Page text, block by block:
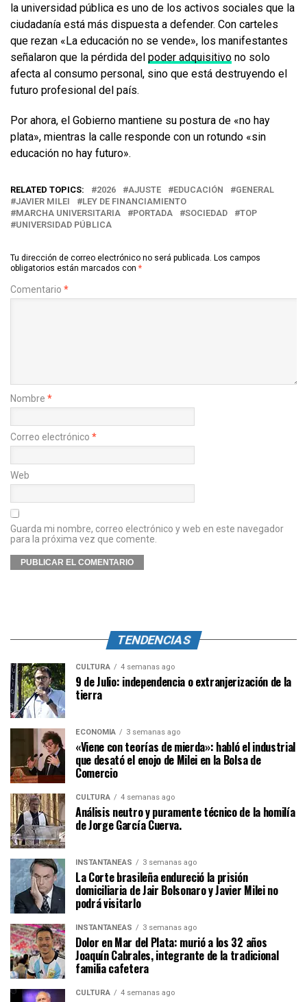
la universidad pública es uno de los activos sociales que la
ciudadanía está más dispuesta a defender. Con carteles
que rezan «La educación no se vende», los manifestantes
señalaron que la pérdida del poder adquisitivo no solo
afecta al consumo personal, sino que está destruyendo el
futuro profesional del país.
Por ahora, el Gobierno mantiene su postura de «no hay
plata», mientras la calle responde con un rotundo «sin
educación no hay futuro».
RELATED TOPICS: 2026 AJUSTE EDUCACIÓN
GENERAL
JAVIER MILEI
LEY DE FINANCIAMIENTO
MARCHA UNIVERSITARIA
PORTADA SOCIEDAD
TOP
UNIVERSIDAD PÚBLICA
Tu dirección de correo electrónico no será publicada. Los campos
obligatorios están marcados con *
Comentario *
Nombre *
Correo electrónico *
Web
Guarda mi nombre, correo electrónico y web en este navegador
para la próxima vez que comente.
TENDENCIAS
CULTURA 4 semanas ago
9 de Julio: independencia o extranjerización de la
tierra
ECONOMÍA 3 semanas ago
«Viene con teorías de mierda»: habló el industrial
que desató el enojo de Milei en la Bolsa de
Comercio
CULTURA 4 semanas ago
Análisis neutro y puramente técnico de la homilía
de Jorge García Cuerva.
INSTANTÁNEAS 3 semanas ago
La Corte brasileña endureció la prisión
domiciliaria de Jair Bolsonaro y Javier Milei no
podrá visitarlo
INSTANTÁNEAS 3 semanas ago
Dolor en Mar del Plata: murió a los 32 años
Joaquín Cabrales, integrante de la tradicional
familia cafetera
CULTURA 4 semanas ago